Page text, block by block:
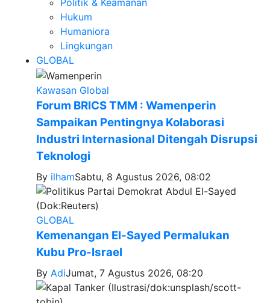
Politik & Keamanan
Hukum
Humaniora
Lingkungan
GLOBAL
Kawasan Global
Forum BRICS TMM : Wamenperin
Sampaikan Pentingnya Kolaborasi
Industri Internasional Ditengah Disrupsi
Teknologi
By ilhamSabtu, 8 Agustus 2026, 08:02
GLOBAL
Kemenangan El-Sayed Permalukan
Kubu Pro-Israel
By AdiJumat, 7 Agustus 2026, 08:20